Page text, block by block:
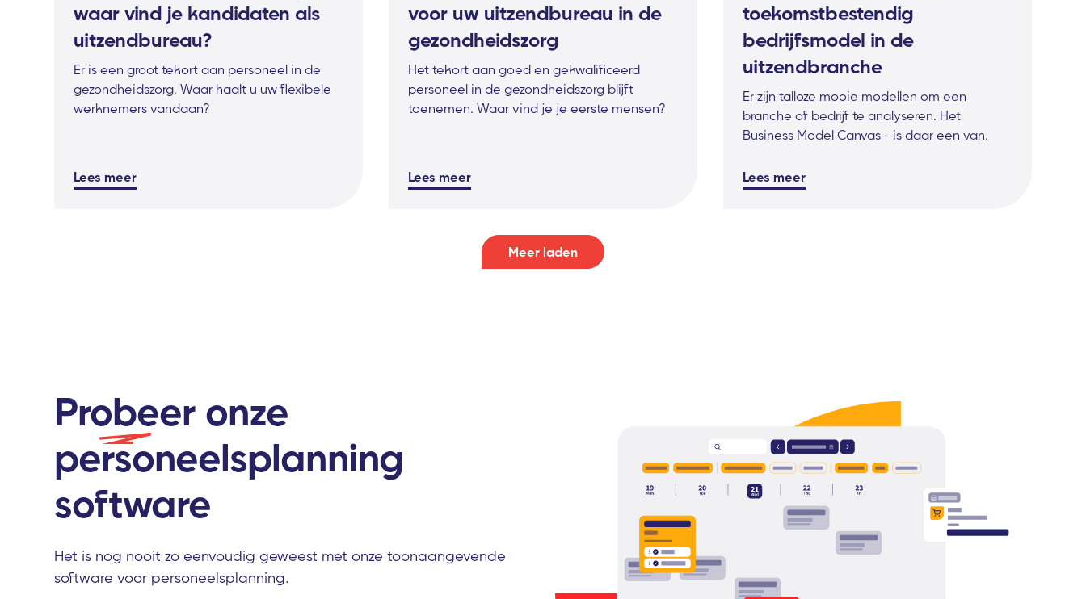
waar vind je kandidaten als
uitzendbureau?
Er is een groot tekort aan personeel in de
gezondheidszorg. Waar haalt u uw flexibele
werknemers vandaan?
Lees meer
voor uw uitzendbureau in de
gezondheidszorg
Het tekort aan goed en gekwalificeerd
personeel in de gezondheidszorg blijft
toenemen. Waar vind je je eerste mensen?
Lees meer
toekomstbestendig
bedrijfsmodel in de
uitzendbranche
Er zijn talloze mooie modellen om een
branche of bedrijf te analyseren. Het
Business Model Canvas - is daar een van.
Lees meer
Meer laden
Probeer onze
personeelsplanning
software
Het is nog nooit zo eenvoudig geweest met onze toonaangevende
software voor personeelsplanning.